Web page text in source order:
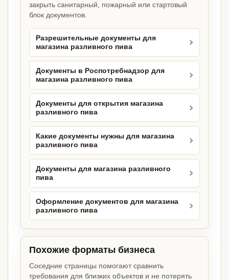
закрыть санитарный, пожарный или стартовый
блок документов.
Разрешительные документы для
магазина разливного пива
Документы в Роспотребнадзор для
магазина разливного пива
Документы для открытия магазина
разливного пива
Какие документы нужны для магазина
разливного пива
Документы для магазина разливного
пива
Оформление документов для магазина
разливного пива
Похожие форматы бизнеса
Соседние страницы помогают сравнить
требования для близких объектов и не потерять